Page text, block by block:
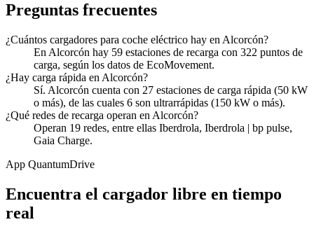
Preguntas frecuentes
¿Cuántos cargadores para coche eléctrico hay en Alcorcón?
En Alcorcón hay 59 estaciones de recarga con 322 puntos de
carga, según los datos de EcoMovement.
¿Hay carga rápida en Alcorcón?
Sí. Alcorcón cuenta con 27 estaciones de carga rápida (50 kW
o más), de las cuales 6 son ultrarrápidas (150 kW o más).
¿Qué redes de recarga operan en Alcorcón?
Operan 19 redes, entre ellas Iberdrola, Iberdrola | bp pulse,
Gaia Charge.
App QuantumDrive
Encuentra el cargador libre en tiempo
real